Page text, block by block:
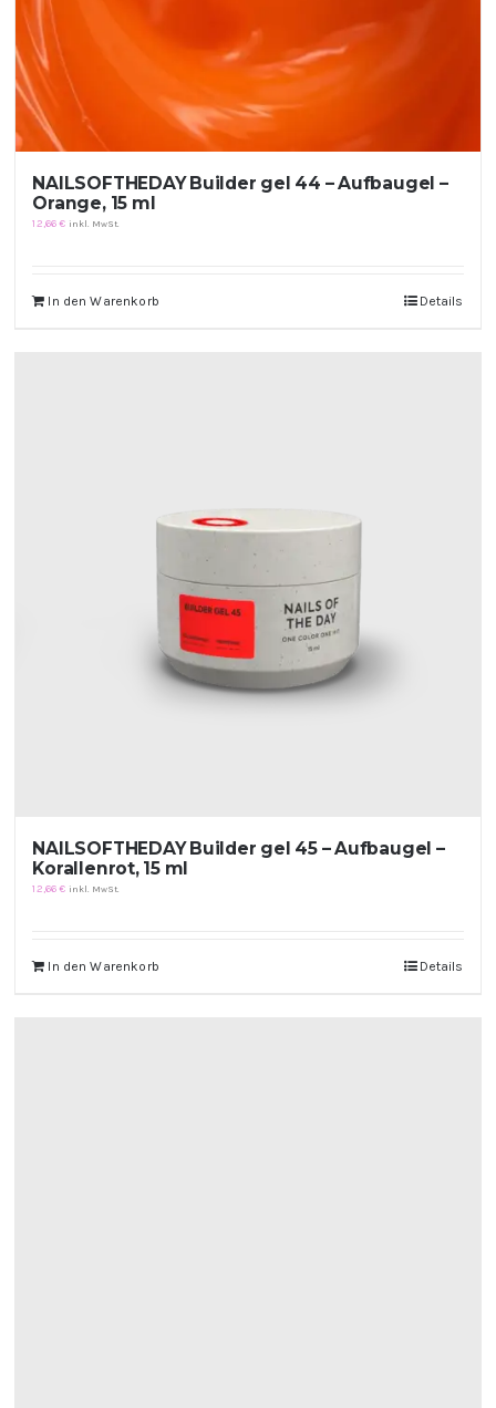
NAILSOFTHEDAY Builder gel 44 – Aufbaugel –
Orange, 15 ml
12,66€ inkl. MwSt.
In den Warenkorb Details
NAILSOFTHEDAY Builder gel 45 – Aufbaugel –
Korallenrot, 15 ml
12,66€ inkl. MwSt.
In den Warenkorb Details